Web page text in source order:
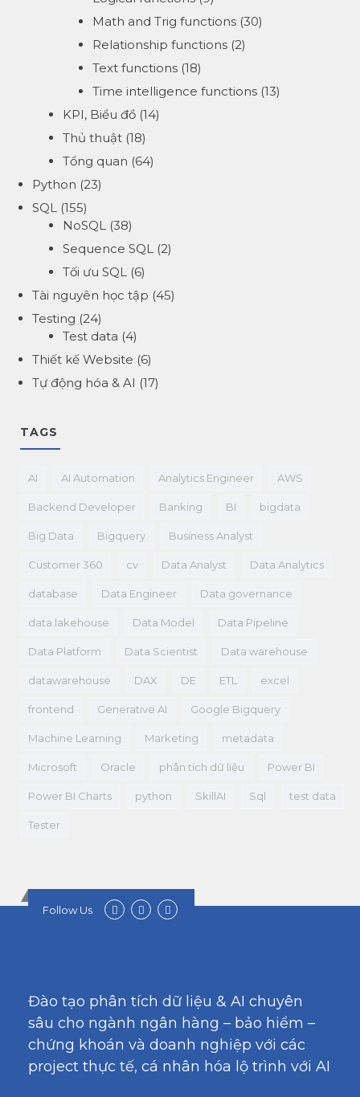
Math and Trig functions (30)
Relationship functions (2)
Text functions (18)
Time intelligence functions (13)
KPI, Biểu đồ(14)
Thủ thuật(18)
Tổng quan (64)
Python (23)
SQL
(155)
NoSQL
(38)
Sequence SQL
(2)
Tối ưu SQL
(6)
Tài nguyên học tập (45)
Testing (24)
Test data (4)
Thiết kế Website (6)
Tự động hóa & AI (17)
TAGS
AI AI Automation Analytics Engineer AWS
Backend Developer Banking BI bigdata
Big Data Bigquery Business Analyst
Customer 360 cv Data Analyst Data Analytics
database Data Engineer Data governance
data lakehouse Data Model Data Pipeline
Data Platform Data Scientist Data warehouse
datawarehouse DAX DE ETL excel
frontend Generative AI Google Bigquery
Machine Learning Marketing metadata
Microsoft Oracle phân tích dữ liệu Power BI
Power BI Charts python SkillAI Sql test data
Tester
Follow Us
Đào tạo phân tích dữ liệu & AI chuyên
sâu cho ngành ngân hàng – bảo hiểm –
chứng khoán và doanh nghiệp với các
project thực tế, cá nhân hóa lộ trình với AI